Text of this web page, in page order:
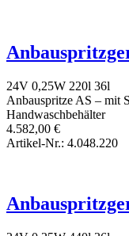
24V 0,25W 220l 36l
Anbauspritze AS – mit
Handwaschbehälter
4.582,00 €
Artikel-Nr.: 4.048.220